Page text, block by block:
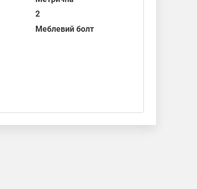
2
Меблевий болт